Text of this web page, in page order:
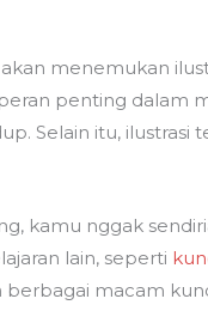
menemukan
penting dalam
Selain itu,
kamu nggak
lain, seperti
macam